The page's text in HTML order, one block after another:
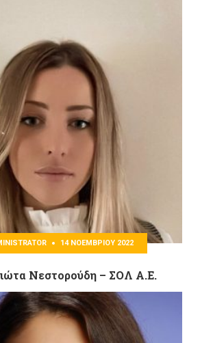
14 ΝΟΕΜΒΡΊΟΥ 2022
Νεστορούδη – ΣΟΛ Α.Ε.